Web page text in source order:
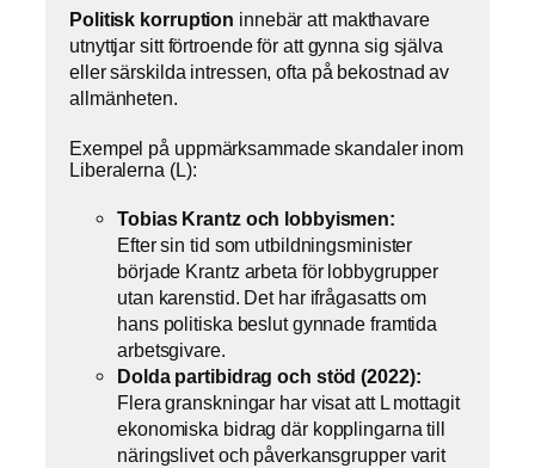
Politisk korruption innebär att makthavare
utnyttjar sitt förtroende för att gynna sig själva
eller särskilda intressen, ofta på bekostnad av
allmänheten.
Exempel på uppmärksammade skandaler inom
Liberalerna (L):
Tobias Krantz och lobbyismen:
Efter sin tid som utbildningsminister
började Krantz arbeta för lobbygrupper
utan karenstid. Det har ifrågasatts om
hans politiska beslut gynnade framtida
arbetsgivare.
Dolda partibidrag och stöd (2022):
Flera granskningar har visat att L mottagit
ekonomiska bidrag där kopplingarna till
näringslivet och påverkansgrupper varit